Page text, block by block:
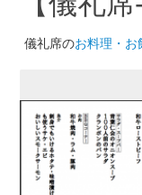
儀礼席のお料理・お